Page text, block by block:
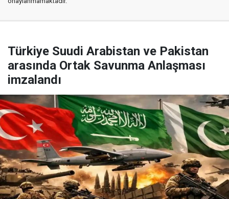
Türkiye Suudi Arabistan ve Pakistan
arasında Ortak Savunma Anlaşması
imzalandı